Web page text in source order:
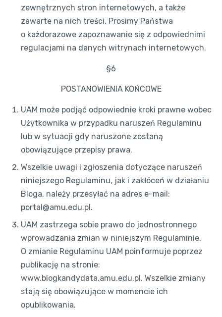
zewnętrznych stron internetowych, a także
zawarte na nich treści. Prosimy Państwa
o każdorazowe zapoznawanie się z odpowiednimi
regulacjami na danych witrynach internetowych.
§6
POSTANOWIENIA KOŃCOWE
UAM może podjąć odpowiednie kroki prawne wobec
Użytkownika w przypadku naruszeń Regulaminu
lub w sytuacji gdy naruszone zostaną
obowiązujące przepisy prawa.
Wszelkie uwagi i zgłoszenia dotyczące naruszeń
niniejszego Regulaminu, jak i zakłóceń w działaniu
Bloga, należy przesyłać na adres e-mail:
portal@amu.edu.pl.
UAM zastrzega sobie prawo do jednostronnego
wprowadzania zmian w niniejszym Regulaminie.
O zmianie Regulaminu UAM poinformuje poprzez
publikację na stronie:
www.blogkandydata.amu.edu.pl. Wszelkie zmiany
stają się obowiązujące w momencie ich
opublikowania.